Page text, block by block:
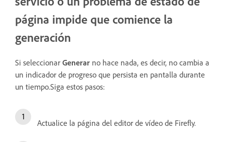
página impide que comience la
generación
Si seleccionar Generar no hace nada, es decir, no cambia a
un indicador de progreso que persista en pantalla durante
un tiempo.Siga estos pasos:
Actualice la página del editor de vídeo de Firefly.